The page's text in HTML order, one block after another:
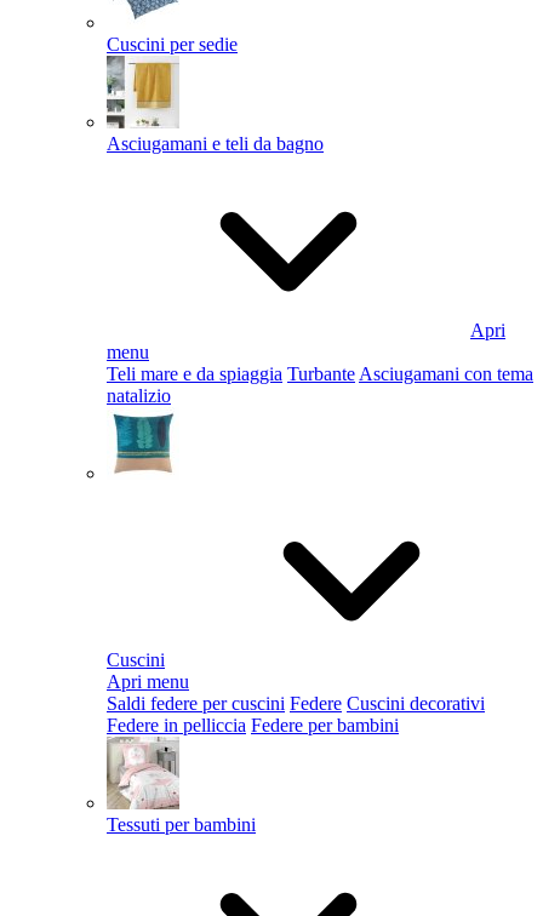
Cuscini per sedie
Asciugamani e teli da bagno
Apri
menu
Teli mare e da spiaggia Turbante Asciugamani con tema
natalizio
Cuscini
Apri menu
Saldi federe per cuscini Federe Cuscini decorativi
Federe in pelliccia Federe per bambini
Tessuti per bambini